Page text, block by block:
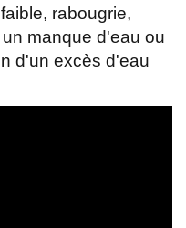
rabougrie,
manque d'eau ou
d'un excès d'eau